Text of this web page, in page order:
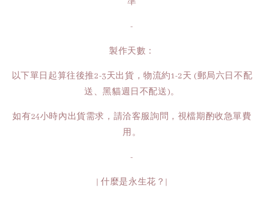
-
製作天數：
以下單日起算往後推2-3天出貨，物流約1-2天 (郵局六日不配
送、黑貓週日不配送)。
如有24小時內出貨需求，請洽客服詢問，視檔期酌收急單費
用。
-
| 什麼是永生花？|